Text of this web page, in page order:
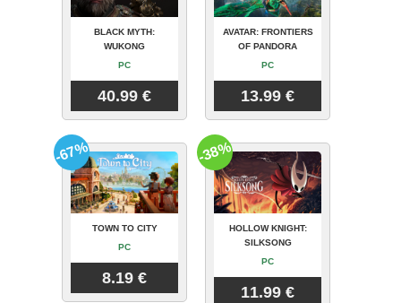
BLACK MYTH:
WUKONG
PC
40.99 €
AVATAR: FRONTIERS
OF PANDORA
PC
13.99 €
TOWN TO CITY
PC
8.19 €
-67%
HOLLOW KNIGHT:
SILKSONG
PC
11.99 €
-38%